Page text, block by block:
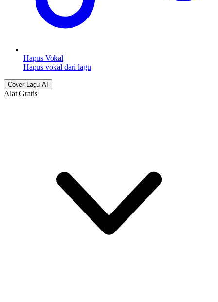
Hapus Vokal
Hapus vokal dari lagu
Cover Lagu AI
Alat Gratis